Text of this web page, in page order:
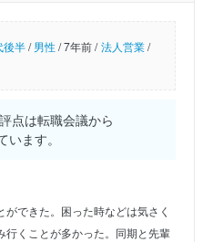
後半/男性/7年前 / 法人営業/
点は転職会議から
います。
できた。困った時などは気さく
行くことが多かった。同期と先輩